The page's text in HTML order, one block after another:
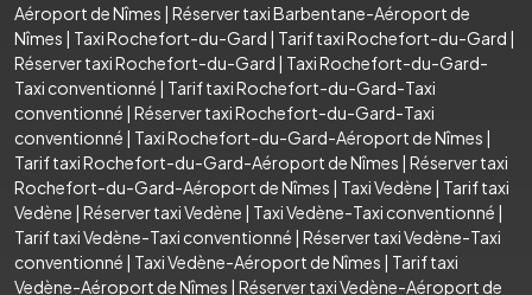
Aéroport de Nîmes | Réserver taxi Barbentane-Aéroport de
Nîmes | Taxi Rochefort-du-Gard | Tarif taxi Rochefort-du-Gard |
Réserver taxi Rochefort-du-Gard | Taxi Rochefort-du-Gard-
Taxi conventionné | Tarif taxi Rochefort-du-Gard-Taxi
conventionné | Réserver taxi Rochefort-du-Gard-Taxi
conventionné | Taxi Rochefort-du-Gard-Aéroport de Nîmes |
Tarif taxi Rochefort-du-Gard-Aéroport de Nîmes | Réserver taxi
Rochefort-du-Gard-Aéroport de Nîmes | Taxi Vedène | Tarif taxi
Vedène | Réserver taxi Vedène | Taxi Vedène-Taxi conventionné |
Tarif taxi Vedène-Taxi conventionné | Réserver taxi Vedène-Taxi
conventionné | Taxi Vedène-Aéroport de Nîmes | Tarif taxi
Vedène-Aéroport de Nîmes | Réserver taxi Vedène-Aéroport de